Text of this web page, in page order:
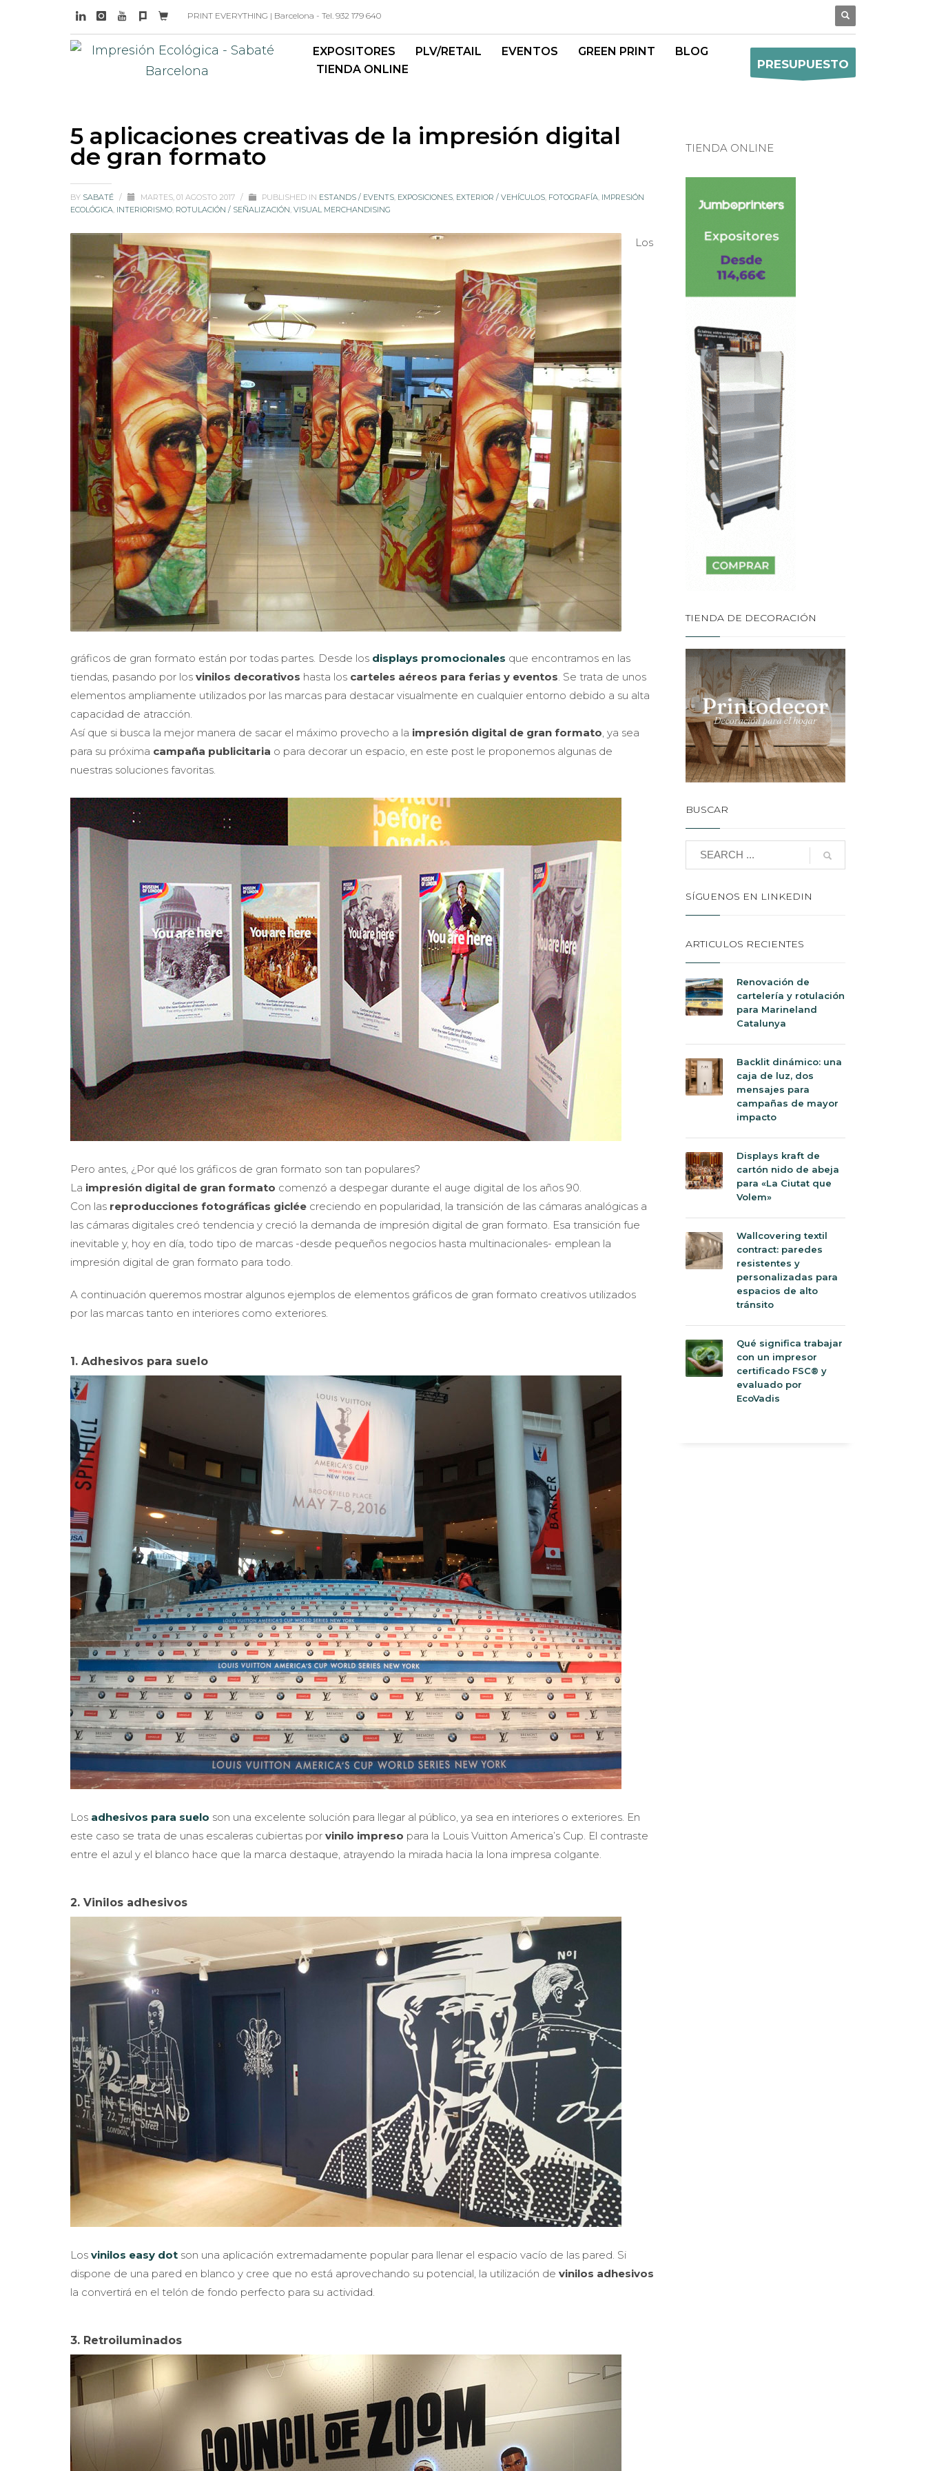
PRINT EVERYTHING | Barcelona - Tel. 932 179 640
EXPOSITORES PLV/RETAIL EVENTOS GREEN PRINT
BLOG
TIENDA ONLINE
PRESUPUESTO
5 aplicaciones creativas de la impresión digital
de gran formato
BY SABATÉ / MARTES, 01 AGOSTO 2017 / PUBLISHED IN ESTANDS / EVENTS, EXPOSICIONES, EXTERIOR / VEHÍCULOS, FOTOGRAFÍA, IMPRESIÓN
ECOLÓGICA, INTERIORISMO, ROTULACIÓN / SEÑALIZACIÓN, VISUAL MERCHANDISING
Los
gráficos de gran formato están por todas partes. Desde los displays promocionales que encontramos en las
tiendas, pasando por los vinilos decorativos hasta los carteles aéreos para ferias y eventos. Se trata de unos
elementos ampliamente utilizados por las marcas para destacar visualmente en cualquier entorno debido a su alta
capacidad de atracción.
Así que si busca la mejor manera de sacar el máximo provecho a la impresión digital de gran formato, ya sea
para su próxima campaña publicitaria o para decorar un espacio, en este post le proponemos algunas de
nuestras soluciones favoritas.
Pero antes, ¿Por qué los gráficos de gran formato son tan populares?
La impresión digital de gran formato comenzó a despegar durante el auge digital de los años 90.
Con las reproducciones fotográficas giclée creciendo en popularidad, la transición de las cámaras analógicas a
las cámaras digitales creó tendencia y creció la demanda de impresión digital de gran formato. Esa transición fue
inevitable y, hoy en día, todo tipo de marcas -desde pequeños negocios hasta multinacionales- emplean la
impresión digital de gran formato para todo.
A continuación queremos mostrar algunos ejemplos de elementos gráficos de gran formato creativos utilizados
por las marcas tanto en interiores como exteriores.
1. Adhesivos para suelo
Los adhesivos para suelo son una excelente solución para llegar al público, ya sea en interiores o exteriores. En
este caso se trata de unas escaleras cubiertas por vinilo impreso para la Louis Vuitton America’s Cup. El contraste
entre el azul y el blanco hace que la marca destaque, atrayendo la mirada hacia la lona impresa colgante.
2. Vinilos adhesivos
Los vinilos easy dot son una aplicación extremadamente popular para llenar el espacio vacío de las pared. Si
dispone de una pared en blanco y cree que no está aprovechando su potencial, la utilización de vinilos adhesivos
la convertirá en el telón de fondo perfecto para su actividad.
3. Retroiluminados
TIENDA ONLINE
TIENDA DE DECORACIÓN
BUSCAR
SÍGUENOS EN LINKEDIN
ARTICULOS RECIENTES
Renovación de
cartelería y rotulación
para Marineland
Catalunya
Backlit dinámico: una
caja de luz, dos
mensajes para
campañas de mayor
impacto
Displays kraft de
cartón nido de abeja
para «La Ciutat que
Volem»
Wallcovering textil
contract: paredes
resistentes y
personalizadas para
espacios de alto
tránsito
Qué significa trabajar
con un impresor
certificado FSC® y
evaluado por
EcoVadis